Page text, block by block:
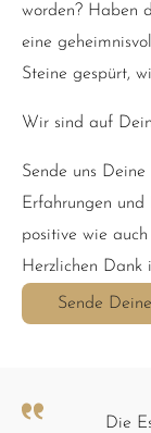
worden? Haben
eine
Steine gespürt,
Wir sind auf
Sende uns
Erfahrungen und
positive wie
Herzlichen Dank
Sende
Die